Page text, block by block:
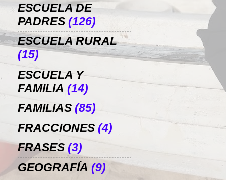
ESCUELA DE
PADRES (126)
ESCUELA RURAL
(15)
ESCUELA Y
FAMILIA (14)
FAMILIAS (85)
FRACCIONES (4)
FRASES (3)
GEOGRAFÍA (9)